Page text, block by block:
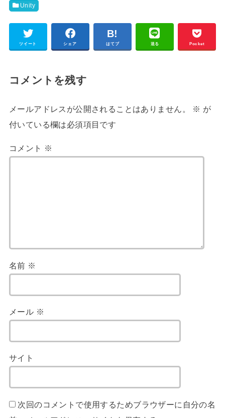
Unity
ツイート シェア はてブ 送る Pocket
コメントを残す
メールアドレスが公開されることはありません。 ※ が
付いている欄は必須項目です
コメント ※
名前 ※
メール ※
サイト
次回のコメントで使用するためブラウザーに自分の名